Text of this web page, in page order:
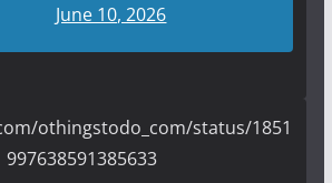
June 10, 2026
othingstodo_com/status/1851
997638591385633